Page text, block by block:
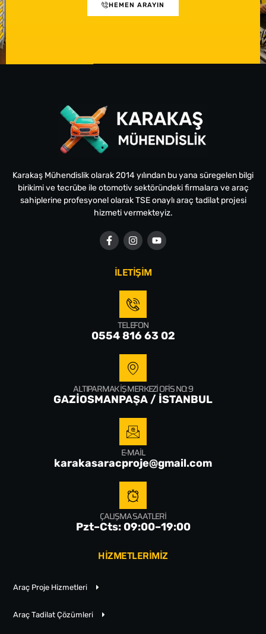
HEMEN ARAYIN
Karakaş Mühendislik olarak 2014 yılından bu yana süregelen bilgi
birikimi ve tecrübe ile otomotiv sektöründeki firmalara ve araç
sahiplerine profesyonel olarak TSE onaylı araç tadilat projesi
hizmeti vermekteyiz.
İLETİŞİM
TELEFON
0554 816 63 02
ALTIPARMAK İŞ MERKEZI OFIS NO: 9
GAZİOSMANPAŞA / İSTANBUL
E-MAIL
karakasaracproje@gmail.com
ÇALIŞMA SAATLERI
Pzt–Cts: 09:00–19:00
HİZMETLERİMİZ
Araç Proje Hizmetleri
Araç Tadilat Çözümleri